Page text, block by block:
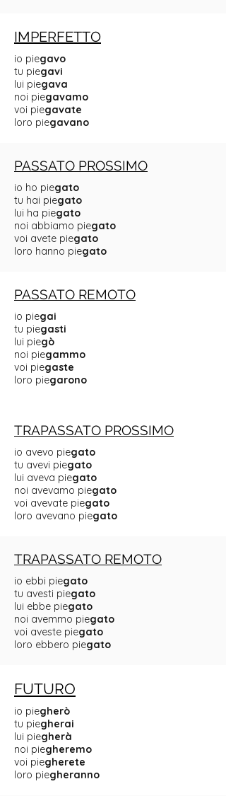
IMPERFETTO
io piegavo
tu piegavi
lui piegava
noi piegavamo
voi piegavate
loro piegavano
PASSATO PROSSIMO
io ho piegato
tu hai piegato
lui ha piegato
noi abbiamo piegato
voi avete piegato
loro hanno piegato
PASSATO REMOTO
io piegai
tu piegasti
lui piegò
noi piegammo
voi piegaste
loro piegarono
TRAPASSATO PROSSIMO
io avevo piegato
tu avevi piegato
lui aveva piegato
noi avevamo piegato
voi avevate piegato
loro avevano piegato
TRAPASSATO REMOTO
io ebbi piegato
tu avesti piegato
lui ebbe piegato
noi avemmo piegato
voi aveste piegato
loro ebbero piegato
FUTURO
io piegherò
tu piegherai
lui piegherà
noi piegheremo
voi piegherete
loro piegheranno